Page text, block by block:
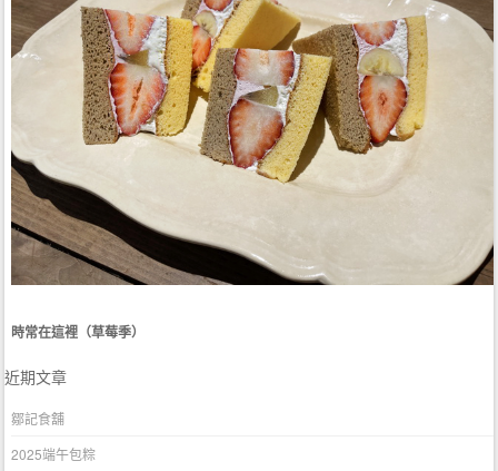
時常在這裡（草莓季）
近期文章
鄒記食舖
2025端午包粽